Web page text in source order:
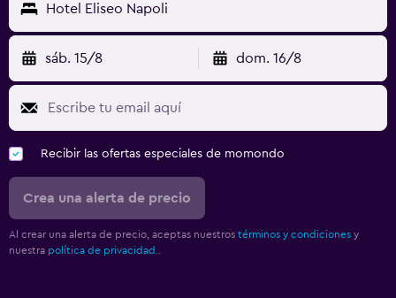
Hotel Eliseo Napoli
sáb. 15/8 dom. 16/8
Recibir las ofertas especiales de momondo
Crea una alerta de precio
Al crear una alerta de precio, aceptas nuestros términos y condiciones y
nuestra política de privacidad.